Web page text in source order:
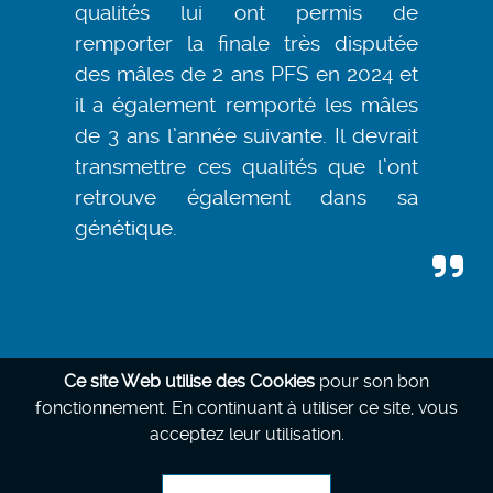
qualités lui ont permis de
remporter la finale très disputée
des mâles de 2 ans PFS en 2024 et
il a également remporté les mâles
de 3 ans l’année suivante. Il devrait
transmettre ces qualités que l’ont
retrouve également dans sa
génétique.
Ce site Web utilise des Cookies pour son bon
fonctionnement. En continuant à utiliser ce site, vous
acceptez leur utilisation.